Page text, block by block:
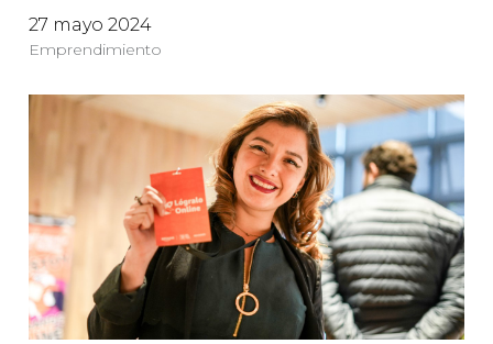
27 mayo 2024
Emprendimiento